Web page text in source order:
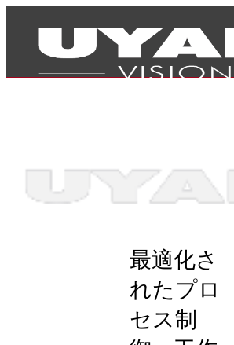
最適化さ
れたプロ
セス制